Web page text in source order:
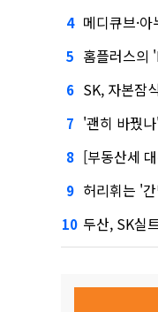
4 메디큐브·아
5 홈플러스의 'K
6 SK, 자본잠
7 '괜히 바꿨나' 폭
8 [부동산세 대
9 허리휘는 '간병
10 두산, SK실